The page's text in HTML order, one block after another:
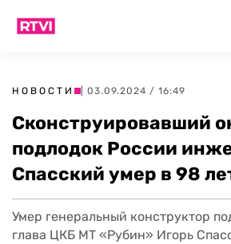
НОВОСТИ | 03.09.2024 / 16:49
Сконструировавший
подлодок России
Спасский умер в 98
Умер генеральный конструктор
глава ЦКБ МТ «Рубин» Игорь